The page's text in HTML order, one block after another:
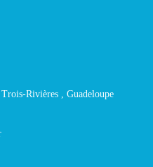
Rivières , Guadeloupe